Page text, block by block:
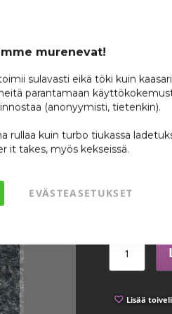
murenevat!
sulavasti eikä töki kuin
parantamaan
(anonyymisti, tietenkin).
rullaa kuin turbo tiukassa
it takes, myös kekseissä.
EVÄSTEASETUKSET
Varastossa
Ole
Lisää